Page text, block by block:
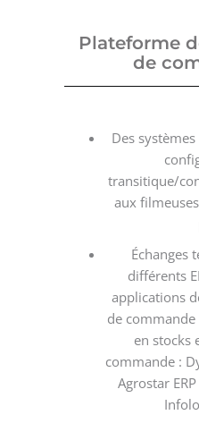
Plateforme
de
Des
transitique/
aux
Échanges
différents
applications
de commande
en stocks
commande :
Agrostar